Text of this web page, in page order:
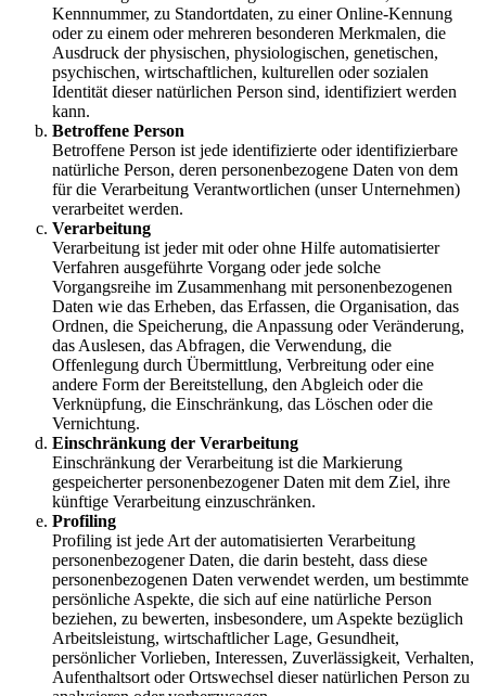
Kennnummer, zu Standortdaten, zu einer Online-Kennung
oder zu einem oder mehreren besonderen Merkmalen, die
Ausdruck der physischen, physiologischen, genetischen,
psychischen, wirtschaftlichen, kulturellen oder sozialen
Identität dieser natürlichen Person sind, identifiziert werden
kann.
Betroffene Person
Betroffene Person ist jede identifizierte oder identifizierbare
natürliche Person, deren personenbezogene Daten von dem
für die Verarbeitung Verantwortlichen (unser Unternehmen)
verarbeitet werden.
Verarbeitung
Verarbeitung ist jeder mit oder ohne Hilfe automatisierter
Verfahren ausgeführte Vorgang oder jede solche
Vorgangsreihe im Zusammenhang mit personenbezogenen
Daten wie das Erheben, das Erfassen, die Organisation, das
Ordnen, die Speicherung, die Anpassung oder Veränderung,
das Auslesen, das Abfragen, die Verwendung, die
Offenlegung durch Übermittlung, Verbreitung oder eine
andere Form der Bereitstellung, den Abgleich oder die
Verknüpfung, die Einschränkung, das Löschen oder die
Vernichtung.
Einschränkung der Verarbeitung
Einschränkung der Verarbeitung ist die Markierung
gespeicherter personenbezogener Daten mit dem Ziel, ihre
künftige Verarbeitung einzuschränken.
Profiling
Profiling ist jede Art der automatisierten Verarbeitung
personenbezogener Daten, die darin besteht, dass diese
personenbezogenen Daten verwendet werden, um bestimmte
persönliche Aspekte, die sich auf eine natürliche Person
beziehen, zu bewerten, insbesondere, um Aspekte bezüglich
Arbeitsleistung, wirtschaftlicher Lage, Gesundheit,
persönlicher Vorlieben, Interessen, Zuverlässigkeit, Verhalten,
Aufenthaltsort oder Ortswechsel dieser natürlichen Person zu